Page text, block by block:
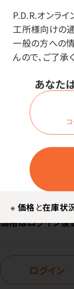
P.D.R.オンライ
工所様向けの
一般の方への
んので、ご了承
あなた
※ 価格と在庫状
価格はログイン
ログイン
価格はログイン後
ログイン